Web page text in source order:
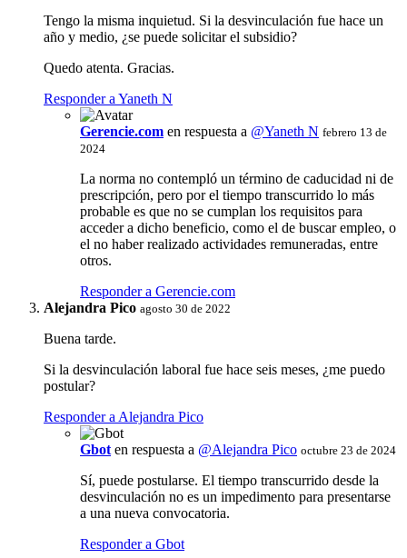
Tengo la misma inquietud. Si la desvinculación fue hace un
año y medio, ¿se puede solicitar el subsidio?
Quedo atenta. Gracias.
Responder a Yaneth N
Gerencie.com en respuesta a @Yaneth N febrero 13 de
2024
La norma no contempló un término de caducidad ni de
prescripción, pero por el tiempo transcurrido lo más
probable es que no se cumplan los requisitos para
acceder a dicho beneficio, como el de buscar empleo, o
el no haber realizado actividades remuneradas, entre
otros.
Responder a Gerencie.com
Alejandra Pico agosto 30 de 2022
Buena tarde.
Si la desvinculación laboral fue hace seis meses, ¿me puedo
postular?
Responder a Alejandra Pico
Gbot en respuesta a @Alejandra Pico octubre 23 de 2024
Sí, puede postularse. El tiempo transcurrido desde la
desvinculación no es un impedimento para presentarse
a una nueva convocatoria.
Responder a Gbot